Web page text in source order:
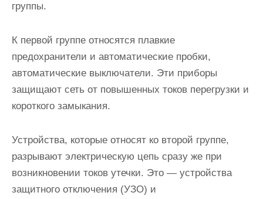
группы.
К первой группе относятся плавкие
предохранители и автоматические пробки,
автоматические выключатели. Эти приборы
защищают сеть от повышенных токов перегрузки и
короткого замыкания.
Устройства, которые относят ко второй группе,
разрывают электрическую цепь сразу же при
возникновении токов утечки. Это — устройства
защитного отключения (УЗО) и